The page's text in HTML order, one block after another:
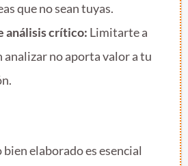
que no sean tuyas.
análisis crítico: Limitarte a
analizar no aporta valor a tu
elaborado es esencial